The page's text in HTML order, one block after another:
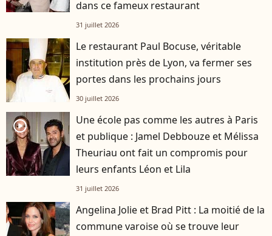
dans ce fameux restaurant
31 juillet 2026
Le restaurant Paul Bocuse, véritable
institution près de Lyon, va fermer ses
portes dans les prochains jours
30 juillet 2026
player2
Une école pas comme les autres à Paris
et publique : Jamel Debbouze et Mélissa
Theuriau ont fait un compromis pour
leurs enfants Léon et Lila
31 juillet 2026
Angelina Jolie et Brad Pitt : La moitié de la
commune varoise où se trouve leur